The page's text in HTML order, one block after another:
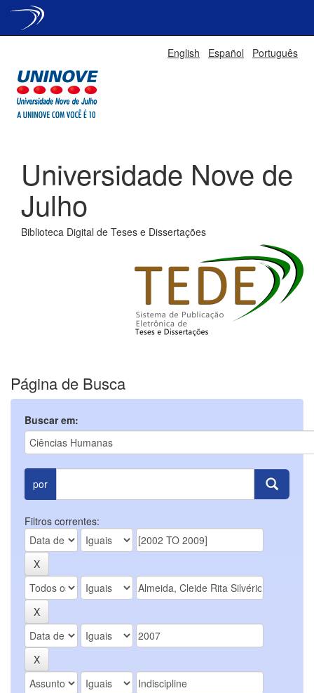
English Español Português
Universidade Nove de
Julho
Biblioteca Digital de Teses e Dissertações
Página de Busca
Buscar em:
por
Filtros correntes: